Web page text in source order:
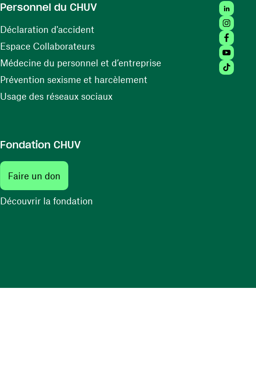
Personnel du CHUV
Déclaration d'accident(opens in a new window)
Espace Collaborateurs(opens in a new window)
Médecine du personnel et d’entreprise(opens in a new
Prévention sexisme et harcèlement(opens in a new window)
Usage des réseaux sociaux(opens in a new window)
Fondation CHUV
Faire un don
Découvrir la fondation
Tiktok